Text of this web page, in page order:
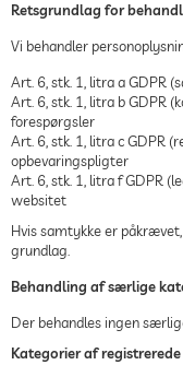
Retsgrundlag for
Vi behandler
Art. 6, stk. 1, litra a GDPR
Art. 6, stk. 1, litra b GDPR
forespørgsler
Art. 6, stk. 1, litra c GDPR
opbevaringspligter
Art. 6, stk. 1, litra f GDPR
websitet
Hvis samtykke er
grundlag.
Behandling af særlige
Der behandles ingen
Kategorier af